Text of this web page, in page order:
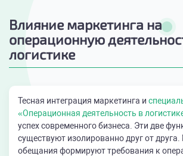
Влияние маркетинга на
операционную
логистике
Тесная интеграция маркетинга и
«Операционная деятельность в
успех современного бизнеса. Эти две
существуют изолированно друг от
обещания формируют требования к